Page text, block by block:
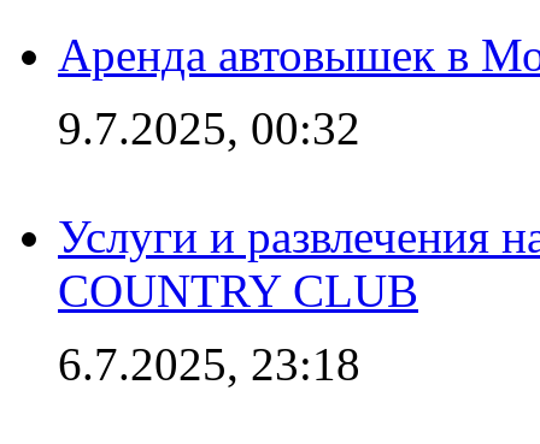
Аренда автовышек в
9.7.2025, 00:32
Услуги и развлечения
COUNTRY CLUB
6.7.2025, 23:18